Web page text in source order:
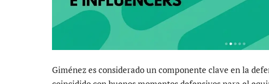
Giménez es considerado un componente clave en la